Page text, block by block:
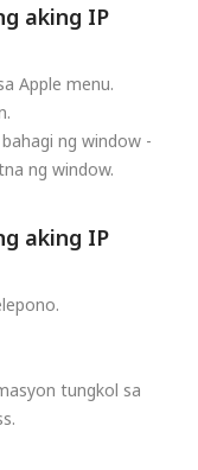
aking IP
Apple menu.
ng window -
ng window.
aking IP
tungkol sa